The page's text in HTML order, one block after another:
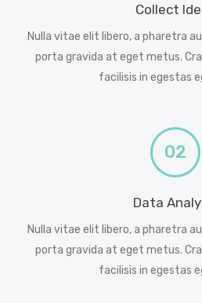
Collect
Nulla vitae elit libero, a pharetra
porta gravida at eget metus.
facilisis in egestas
02
Data
Nulla vitae elit libero, a pharetra
porta gravida at eget metus.
facilisis in egestas